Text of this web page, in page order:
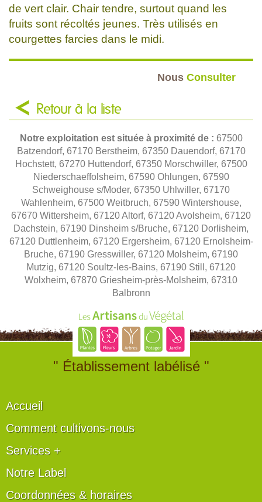
de vert clair. Chair tendre, surtout quand les
fruits sont récoltés jeunes. Très utilisés en
courgettes farcies dans le midi.
Nous Consulter
Retour à la liste
Notre exploitation est située à proximité de : 67500
Batzendorf, 67170 Berstheim, 67350 Dauendorf, 67170
Hochstett, 67270 Huttendorf, 67350 Morschwiller, 67500
Niederschaeffolsheim, 67590 Ohlungen, 67590
Schweighouse s/Moder, 67350 Uhlwiller, 67170
Wahlenheim, 67500 Weitbruch, 67590 Wintershouse,
67670 Wittersheim, 67120 Altorf, 67120 Avolsheim, 67120
Dachstein, 67190 Dinsheim s/Bruche, 67120 Dorlisheim,
67120 Duttlenheim, 67120 Ergersheim, 67120 Ernolsheim-
Bruche, 67190 Gresswiller, 67120 Molsheim, 67190
Mutzig, 67120 Soultz-les-Bains, 67190 Still, 67120
Wolxheim, 67870 Griesheim-près-Molsheim, 67310
Balbronn
" Établissement labélisé "
Accueil
Comment cultivons-nous
Services +
Notre Label
Coordonnées & horaires